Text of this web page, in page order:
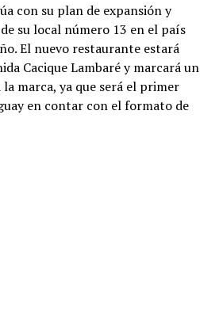
con su plan de expansión y
su local número 13 en el país
El nuevo restaurante estará
Cacique Lambaré y marcará un
marca, ya que será el primer
en contar con el formato de